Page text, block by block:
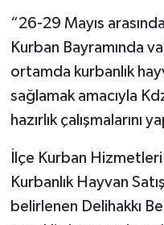
“26-29 Mayıs
Kurban Bayramında
ortamda kurbanlık
sağlamak amacıyla
hazırlık çalışmalarını
İlçe Kurban
Kurbanlık Hayvan
belirlenen Delihakkı